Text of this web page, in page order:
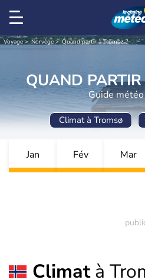
Voyage Norvège Quand partir à Tromsø ?
QUAND
Guide
Climat à Tromsø
Jan Fév Mar
Climatà